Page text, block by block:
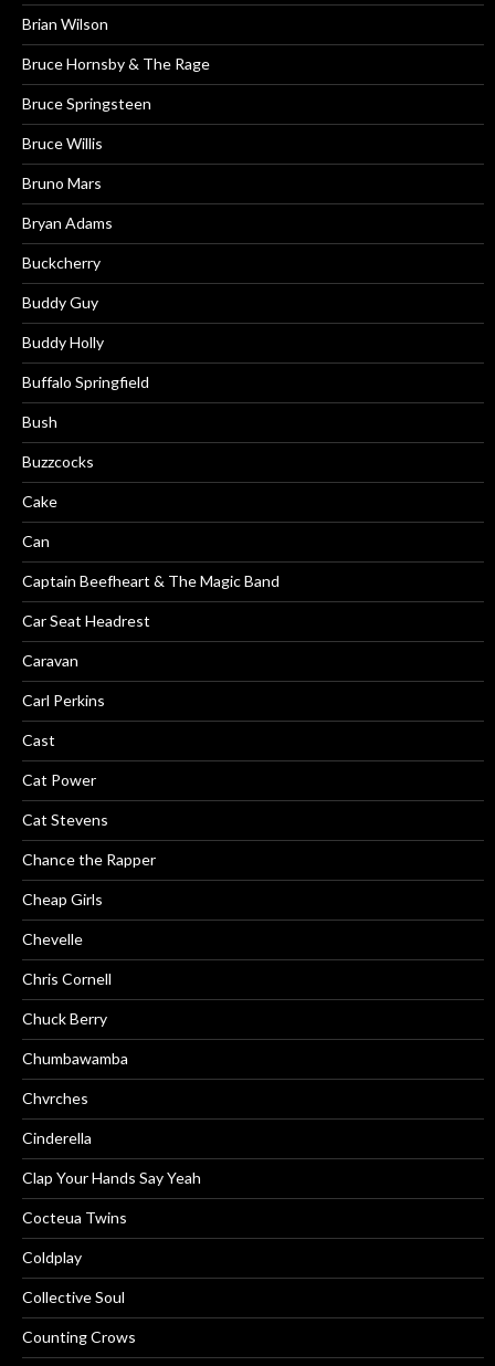
Brian Wilson
Bruce Hornsby & The Rage
Bruce Springsteen
Bruce Willis
Bruno Mars
Bryan Adams
Buckcherry
Buddy Guy
Buddy Holly
Buffalo Springfield
Bush
Buzzcocks
Cake
Can
Captain Beefheart & The Magic Band
Car Seat Headrest
Caravan
Carl Perkins
Cast
Cat Power
Cat Stevens
Chance the Rapper
Cheap Girls
Chevelle
Chris Cornell
Chuck Berry
Chumbawamba
Chvrches
Cinderella
Clap Your Hands Say Yeah
Cocteua Twins
Coldplay
Collective Soul
Counting Crows